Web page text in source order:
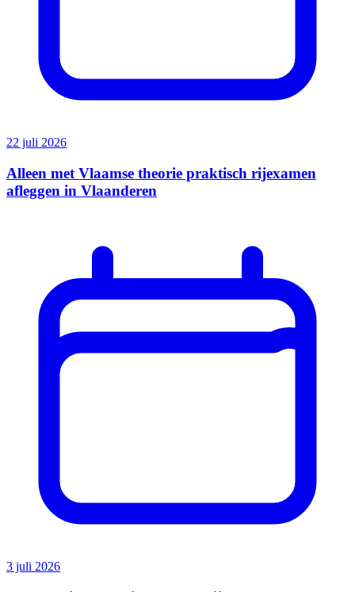
22 juli 2026
Alleen met Vlaamse theorie praktisch rijexamen
afleggen in Vlaanderen
3 juli 2026